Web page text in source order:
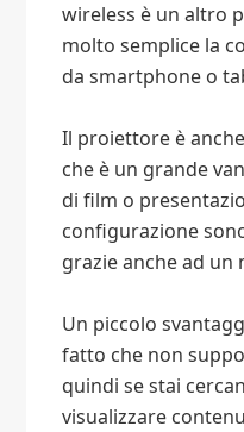
wireless è un altro
molto semplice la
da smartphone o
Il proiettore è
che è un grande
di film o
configurazione
grazie anche ad un
Un piccolo
fatto che non
quindi se stai
visualizzare